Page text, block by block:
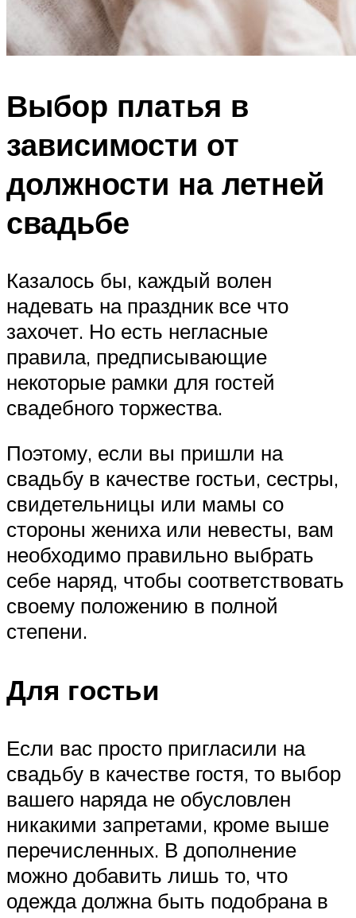
Выбор платья в
зависимости от
должности на летней
свадьбе
Казалось бы, каждый волен
надевать на праздник все что
захочет. Но есть негласные
правила, предписывающие
некоторые рамки для гостей
свадебного торжества.
Поэтому, если вы пришли на
свадьбу в качестве гостьи, сестры,
свидетельницы или мамы со
стороны жениха или невесты, вам
необходимо правильно выбрать
себе наряд, чтобы соответствовать
своему положению в полной
степени.
Для гостьи
Если вас просто пригласили на
свадьбу в качестве гостя, то выбор
вашего наряда не обусловлен
никакими запретами, кроме выше
перечисленных. В дополнение
можно добавить лишь то, что
одежда должна быть подобрана в